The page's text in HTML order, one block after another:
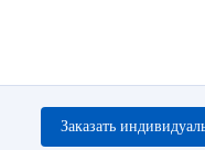
Заказать